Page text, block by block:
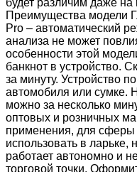
Преимущества модели
Pro – автоматический
анализа не может
особенности этой
банкнот в устройство.
за минуту. Устройство
автомобиля или сумке.
можно за несколько
оптовых и розничных
применения, для сферы
использовать в
работает автономно и
торговой точки.